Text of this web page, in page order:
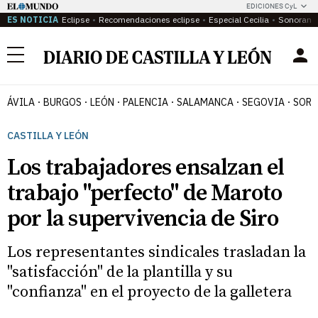
EDICIONES CyL
ES NOTICIA Eclipse Recomendaciones eclipse Especial Cecilia
Menú
ÁVILA BURGOS LEÓN PALENCIA SALAMANCA SEGOVIA
CASTILLA Y LEÓN
Los trabajadores ensalzan el
trabajo "perfecto" de Maroto
por la supervivencia de Siro
Los representantes sindicales trasladan la
"satisfacción" de la plantilla y su
"confianza" en el proyecto de la galletera